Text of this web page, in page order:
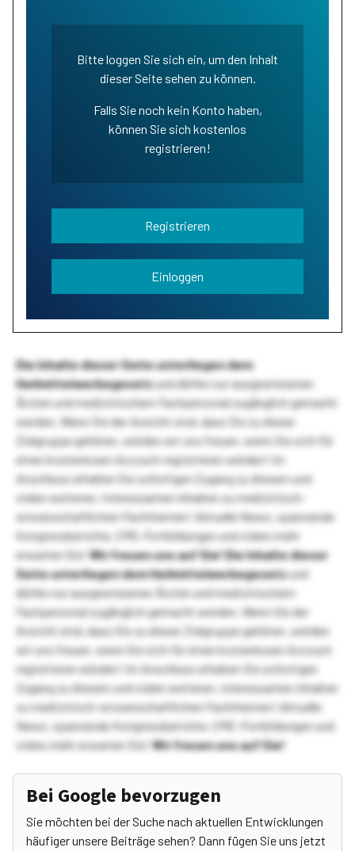
Bitte loggen Sie sich ein, um den Inhalt
dieser Seite sehen zu können.
Falls Sie noch kein Konto haben,
können Sie sich kostenlos
registrieren!
Registrieren
Einloggen
Die Inhalte dieser Seite unterliegen dem
Heilmittelwerbegesetzund dürfen nur ausgewiesenen
Ärzten und medizinischem Fachpersonal zugänglich gemacht
werden. Wenn Sie der Ansicht sind, dass Sie zu dieser
Zielgruppe gehören, würden wir uns freuen, wenn Sie sich für
einen kostenlosen Account registrieren würden! Im
Anschluss erhalten Sie sofortigen Zugang zu diesem und
vielen weiteren, interessanten Inhalten zu medizinisch-
wissenschaftlichen Fachthemen! Aktuelle News, spannende
Kongressberichte, CME-Fortbildungen und vieles mehr
erwarten Sie!Wir freuen uns auf Sie!Die Inhalte dieser
Seite unterliegen dem Heilmittelwerbegesetzund
dürfen nur ausgewiesenen Ärzten und medizinischem
Fachpersonal zugänglich gemacht werden. Wenn Sie der
Ansicht sind, dass Sie zu dieser Zielgruppe gehören, würden
wir uns freuen, wenn Sie sich für einen kostenlosen Account
registrieren würden! Im Anschluss erhalten Sie sofortigen
Zugang zu diesem und vielen weiteren, interessanten Inhalten
zu medizinisch-wissenschaftlichen Fachthemen! Aktuelle
News, spannende Kongressberichte, CME-Fortbildungen und
vieles mehr erwarten Sie!Wir freuen uns auf Sie!
Bei Google bevorzugen
Sie möchten bei der Suche nach aktuellen Entwicklungen
häufiger unsere Beiträge sehen? Dann fügen Sie uns jetzt